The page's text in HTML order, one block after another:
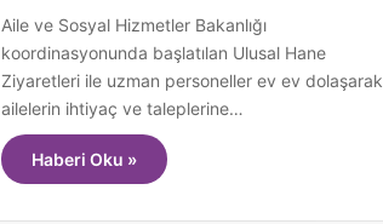
Aile ve Sosyal Hizmetler Bakanlığı
koordinasyonunda başlatılan Ulusal Hane
Ziyaretleri ile uzman personeller ev ev dolaşarak
ailelerin ihtiyaç ve taleplerine…
Haberi Oku »